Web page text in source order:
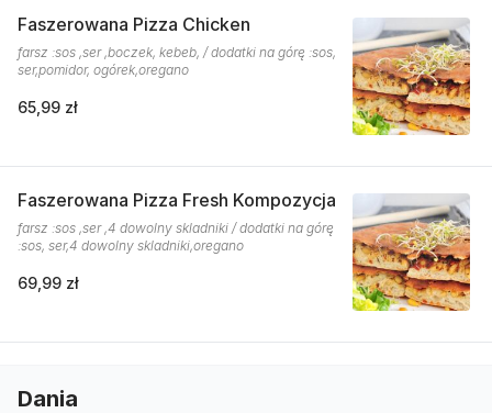
Faszerowana Pizza Chicken
farsz :sos ,ser ,boczek, kebeb, / dodatki na górę :sos,
ser,pomidor, ogórek,oregano
65,99 zł
Faszerowana Pizza Fresh Kompozycja
farsz :sos ,ser ,4 dowolny skladniki / dodatki na górę
:sos, ser,4 dowolny skladniki,oregano
69,99 zł
Dania